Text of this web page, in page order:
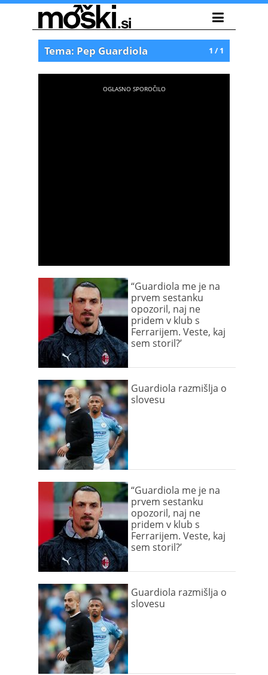
1 / 1
Tema: Pep Guardiola
“Guardiola me je na
prvem sestanku
opozoril, naj ne
pridem v klub s
Ferrarijem. Veste, kaj
sem storil?’
Guardiola razmišlja o
slovesu
“Guardiola me je na
prvem sestanku
opozoril, naj ne
pridem v klub s
Ferrarijem. Veste, kaj
sem storil?’
Guardiola razmišlja o
slovesu